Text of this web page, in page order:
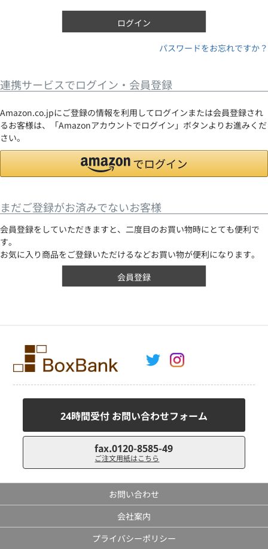
)
ログイン
パスワードをお忘れですか？
連携サービスでログイン・会員登録
Amazon.co.jpにご登録の情報を利用してログインまたは会員登録され
るお客様は、「Amazonアカウントでログイン」ボタンよりお進みくだ
さい。
まだご登録がお済みでないお客様
会員登録をしていただきますと、二度目のお買い物時にとても便利で
す。
お気に入り商品をご登録いただけるなどお買い物が便利になります。
会員登録
24時間受付 お問い合わせフォーム
fax.0120-8585-49
ご注文用紙はこちら
お問い合わせ
会社案内
プライバシーポリシー